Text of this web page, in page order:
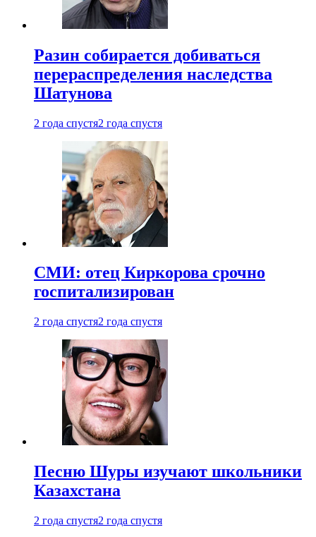
Разин собирается добиваться
перераспределения наследства
Шатунова
2 года спустя2 года спустя
СМИ: отец Киркорова срочно
госпитализирован
2 года спустя2 года спустя
Песню Шуры изучают школьники
Казахстана
2 года спустя2 года спустя